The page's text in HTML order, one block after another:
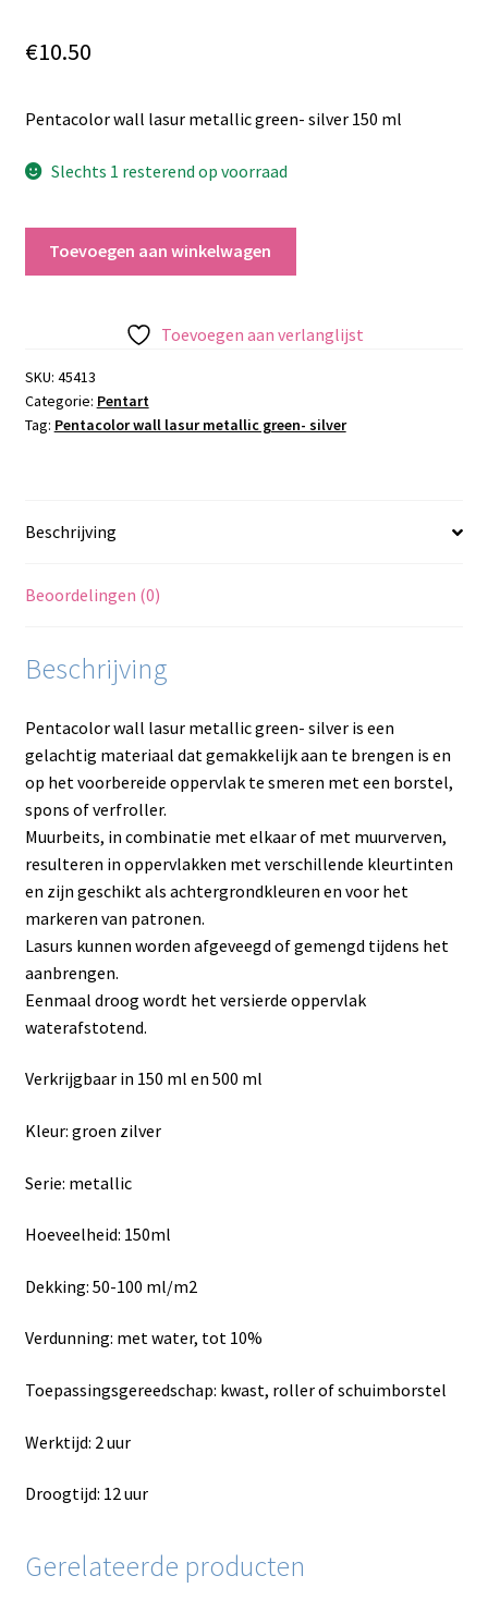
€10.50
Pentacolor wall lasur metallic green- silver 150 ml
Slechts 1 resterend op voorraad
silver
aantal
Toevoegen aan winkelwagen
Toevoegen aan verlanglijst
SKU: 45413
Categorie: Pentart
Tag: Pentacolor wall lasur metallic green- silver
Beschrijving
Beoordelingen (0)
Beschrijving
Pentacolor wall lasur metallic green- silver is een
gelachtig materiaal dat gemakkelijk aan te brengen is en
op het voorbereide oppervlak te smeren met een borstel,
spons of verfroller.
Muurbeits, in combinatie met elkaar of met muurverven,
resulteren in oppervlakken met verschillende kleurtinten
en zijn geschikt als achtergrondkleuren en voor het
markeren van patronen.
Lasurs kunnen worden afgeveegd of gemengd tijdens het
aanbrengen.
Eenmaal droog wordt het versierde oppervlak
waterafstotend.
Verkrijgbaar in 150 ml en 500 ml
Kleur: groen zilver
Serie: metallic
Hoeveelheid: 150ml
Dekking: 50-100 ml/m2
Verdunning: met water, tot 10%
Toepassingsgereedschap: kwast, roller of schuimborstel
Werktijd: 2 uur
Droogtijd: 12 uur
Gerelateerde producten